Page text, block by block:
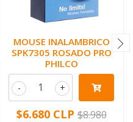
MOUSE INALAMBRICO
SPK7305 ROSADO PRO
PHILCO
+
-
$6.680 CLP $8.980